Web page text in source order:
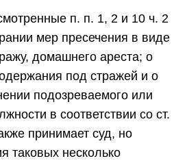
п. п. 1, 2 и 10 ч. 2
мер пресечения в виде
домашнего ареста; о
под стражей и о
подозреваемого или
в соответствии со ст.
принимает суд, но
таковых несколько